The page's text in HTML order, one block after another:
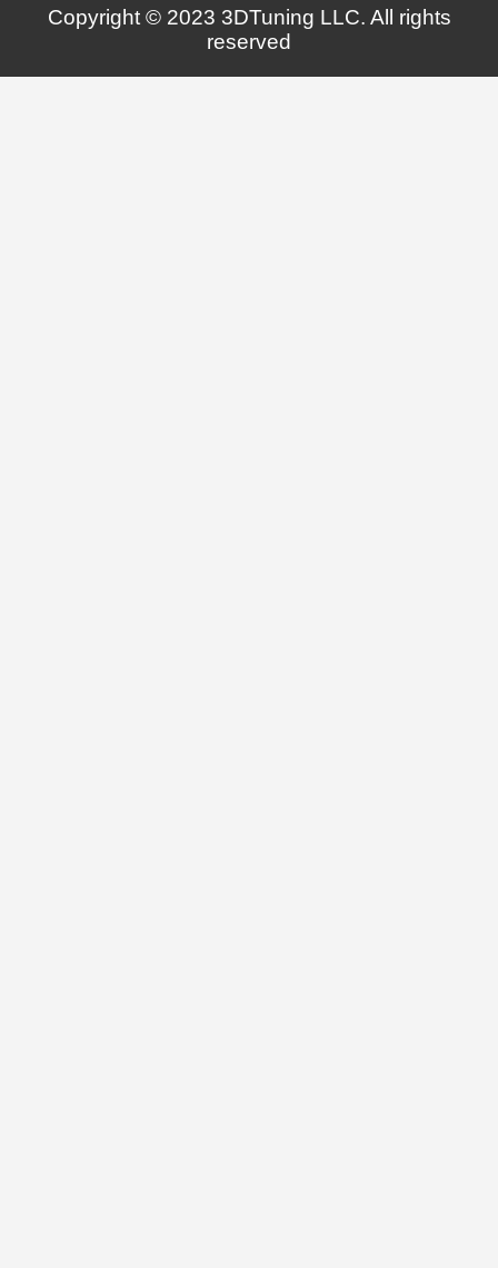
Copyright © 2023 3DTuning LLC. All rights
reserved